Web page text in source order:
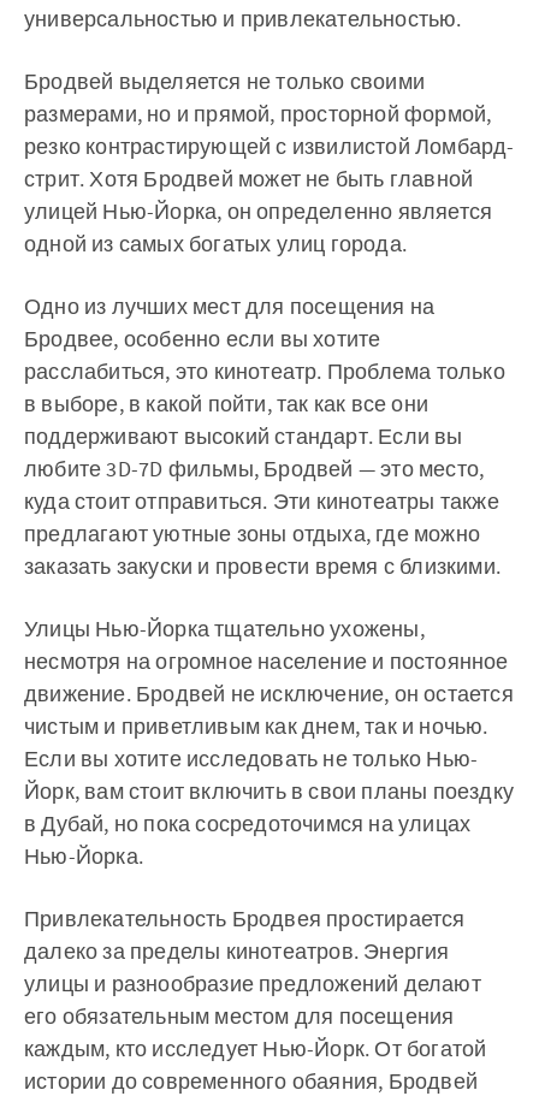
универсальностью и привлекательностью.
Бродвей выделяется не только своими
размерами, но и прямой, просторной формой,
резко контрастирующей с извилистой Ломбард-
стрит. Хотя Бродвей может не быть главной
улицей Нью-Йорка, он определенно является
одной из самых богатых улиц города.
Одно из лучших мест для посещения на
Бродвее, особенно если вы хотите
расслабиться, это кинотеатр. Проблема только
в выборе, в какой пойти, так как все они
поддерживают высокий стандарт. Если вы
любите 3D-7D фильмы, Бродвей — это место,
куда стоит отправиться. Эти кинотеатры также
предлагают уютные зоны отдыха, где можно
заказать закуски и провести время с близкими.
Улицы Нью-Йорка тщательно ухожены,
несмотря на огромное население и постоянное
движение. Бродвей не исключение, он остается
чистым и приветливым как днем, так и ночью.
Если вы хотите исследовать не только Нью-
Йорк, вам стоит включить в свои планы поездку
в Дубай, но пока сосредоточимся на улицах
Нью-Йорка.
Привлекательность Бродвея простирается
далеко за пределы кинотеатров. Энергия
улицы и разнообразие предложений делают
его обязательным местом для посещения
каждым, кто исследует Нью-Йорк. От богатой
истории до современного обаяния, Бродвей